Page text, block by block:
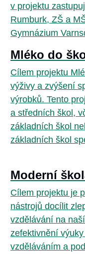
v projektu
Rumburk, ZŠ a
Gymnázium
Mléko do
Cílem projektu
výživy a zvýšení
výrobků. Tento
a středních škol,
základních škol
základních škol
Moderní
Cílem projektu je
nástrojů docílit
vzdělávání na
zefektivnění
vzděláváním a